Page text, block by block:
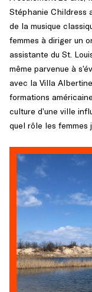
Stéphanie Childress
de la musique
femmes à diriger un
assistante du St.
même parvenue à
avec la Villa
formations
culture d’une ville
quel rôle les